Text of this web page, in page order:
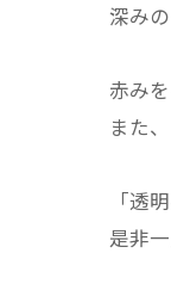
深み
赤み
また
「透
是非